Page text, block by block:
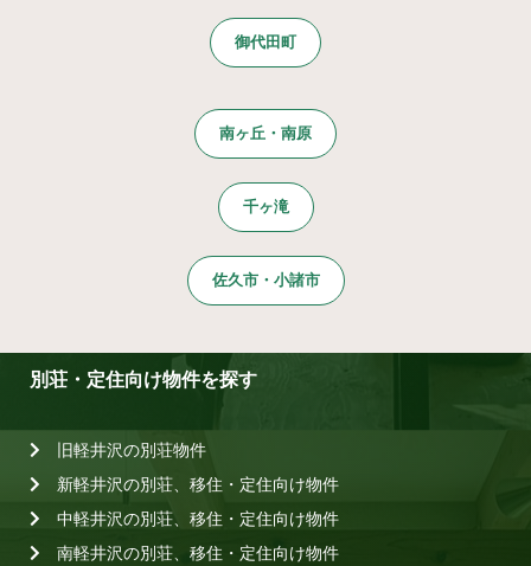
御代田町
南ヶ丘・南原
千ヶ滝
佐久市・小諸市
別荘・定住向け物件を探す
旧軽井沢の別荘物件
新軽井沢の別荘、移住・定住向け物件
中軽井沢の別荘、移住・定住向け物件
南軽井沢の別荘、移住・定住向け物件